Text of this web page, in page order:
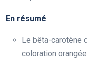
En résumé
Le bêta-carotène
coloration